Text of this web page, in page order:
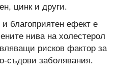
цинк и други.
благоприятен ефект е
нива на холестерол
рисков фактор за
съдови заболявания.